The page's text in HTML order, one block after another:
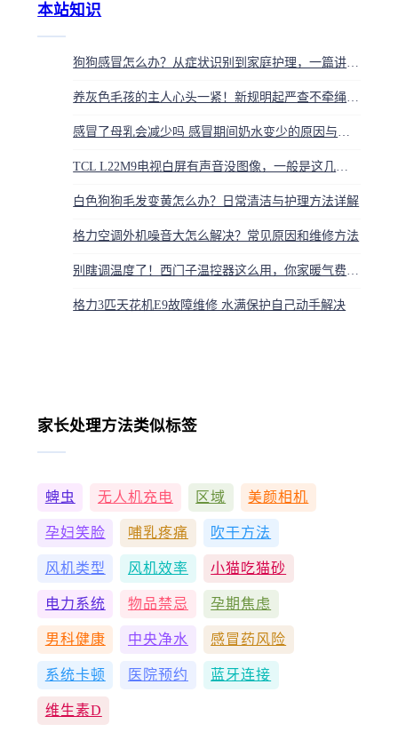
本站知识
狗狗感冒怎么办？从症状识别到家庭护理，一篇讲清楚
养灰色毛孩的主人心头一紧！新规明起严查不牵绳、狂叫，当心蹲号子
感冒了母乳会减少吗 感冒期间奶水变少的原因与恢复方法
TCL L22M9电视白屏有声音没图像，一般是这几个地方坏了
白色狗狗毛发变黄怎么办？日常清洁与护理方法详解
格力空调外机噪音大怎么解决？常见原因和维修方法
别瞎调温度了！西门子温控器这么用，你家暖气费能省一半
格力3匹天花机E9故障维修 水满保护自己动手解决
家长处理方法类似标签
蜱虫 无人机充电 区域 美颜相机
孕妇笑脸 哺乳疼痛 吹干方法
风机类型 风机效率 小猫吃猫砂
电力系统 物品禁忌 孕期焦虑
男科健康 中央净水 感冒药风险
系统卡顿 医院预约 蓝牙连接
维生素D